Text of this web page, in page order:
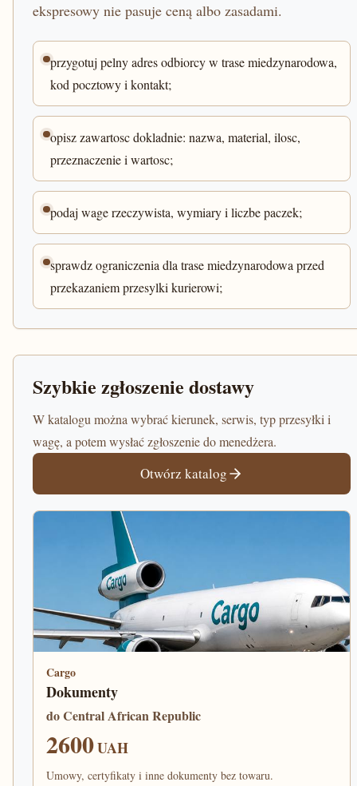
ekspresowy nie pasuje ceną albo zasadami.
przygotuj pelny adres odbiorcy w trase miedzynarodowa,
kod pocztowy i kontakt;
opisz zawartosc dokladnie: nazwa, material, ilosc,
przeznaczenie i wartosc;
podaj wage rzeczywista, wymiary i liczbe paczek;
sprawdz ograniczenia dla trase miedzynarodowa przed
przekazaniem przesylki kurierowi;
Szybkie zgłoszenie dostawy
W katalogu można wybrać kierunek, serwis, typ przesyłki i
wagę, a potem wysłać zgłoszenie do menedżera.
Otwórz katalog
Cargo
Dokumenty
do Central African Republic
2600UAH
Umowy, certyfikaty i inne dokumenty bez towaru.